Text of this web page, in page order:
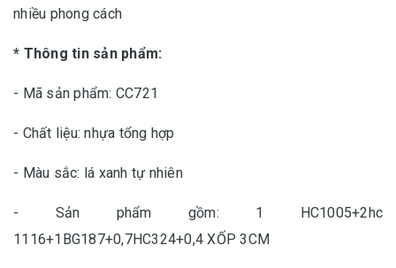
nhiều phong cách
* Thông tin sản phẩm:
- Mã sản phẩm: CC721
- Chất liệu: nhựa tổng hợp
- Màu sắc: lá xanh tự nhiên
- Sản phẩm gồm: 1 HC1005+2hc
1116+1BG187+0,7HC324+0,4 XỐP 3CM